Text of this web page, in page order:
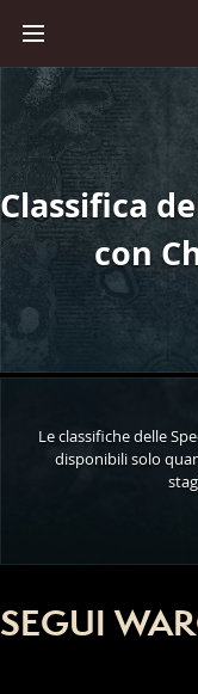
Classifica
con
Le classifiche delle
disponibili solo
SEGUI